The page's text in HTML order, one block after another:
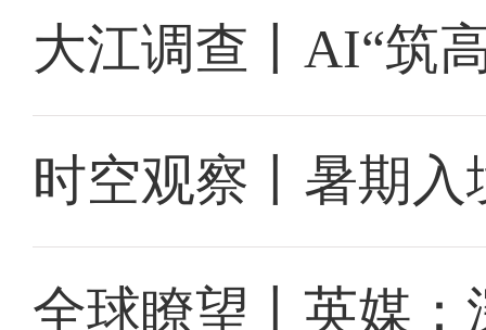
大江调查丨AI“筑
时空观察丨暑期入
全球瞭望丨英媒